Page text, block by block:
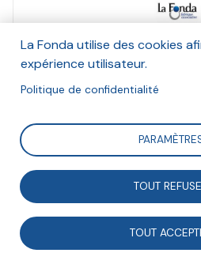
La
Et Anna
Septembre
Suivre
Le projet de loi sur le
confortant le respect des
a été adopté le 23 juillet 2021
La Fonda utilise des cookies
expérience utilisateur.
Politique de confidentialité
TOUT
TOUT